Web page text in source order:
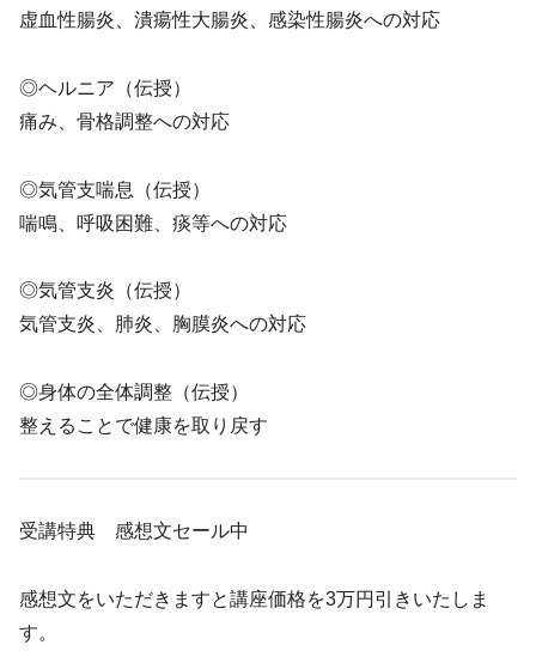
虚血性腸炎、潰瘍性大腸炎、感染性腸炎への対応
◎ヘルニア（伝授）
痛み、骨格調整への対応
◎気管支喘息（伝授）
喘鳴、呼吸困難、痰等への対応
◎気管支炎（伝授）
気管支炎、肺炎、胸膜炎への対応
◎身体の全体調整（伝授）
整えることで健康を取り戻す
受講特典 感想文セール中
感想文をいただきますと講座価格を3万円引きいたしま
す。